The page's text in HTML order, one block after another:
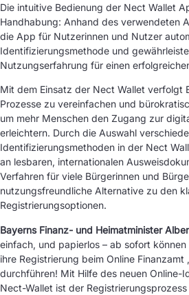
Die intuitive Bedienung der Nect Wallet
Handhabung: Anhand des verwendeten
die App für Nutzerinnen und Nutzer
Identifizierungsmethode und
Nutzungserfahrung für einen
Mit dem Einsatz der Nect Wallet verfolgt
Prozesse zu vereinfachen und
um mehr Menschen den Zugang zur
erleichtern. Durch die Auswahl
Identifizierungsmethoden in der Nect
an lesbaren, internationalen
Verfahren für viele Bürgerinnen und
nutzungsfreundliche Alternative zu den
Registrierungsoptionen.
Bayerns Finanz- und Heimatminister
einfach, und papierlos – ab sofort
ihre Registrierung beim Online Finanzamt
durchführen! Mit Hilfe des neuen Online-
Nect-Wallet ist der